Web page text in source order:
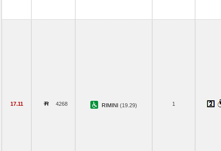
17.11 4268 RIMINI (19.29) 1